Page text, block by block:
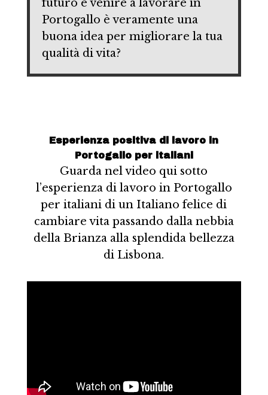
futuro e venire a lavorare in
Portogallo è veramente una
buona idea per migliorare la tua
qualità di vita?
Esperienza positiva di lavoro in
Portogallo per italiani
Guarda nel video qui sotto
l’esperienza di lavoro in Portogallo
per italiani di un Italiano felice di
cambiare vita passando dalla nebbia
della Brianza alla splendida bellezza
di Lisbona.